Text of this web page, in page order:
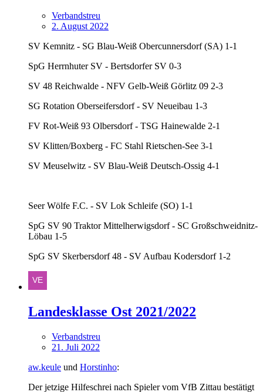
Verbandstreu
2. August 2022
SV Kemnitz - SG Blau-Weiß Obercunnersdorf (SA) 1-1
SpG Herrnhuter SV - Bertsdorfer SV 0-3
SV 48 Reichwalde - NFV Gelb-Weiß Görlitz 09 2-3
SG Rotation Oberseifersdorf - SV Neueibau 1-3
FV Rot-Weiß 93 Olbersdorf - TSG Hainewalde 2-1
SV Klitten/Boxberg - FC Stahl Rietschen-See 3-1
SV Meuselwitz - SV Blau-Weiß Deutsch-Ossig 4-1
Seer Wölfe F.C. - SV Lok Schleife (SO) 1-1
SpG SV 90 Traktor Mittelherwigsdorf - SC Großschweidnitz-
Löbau 1-5
SpG SV Skerbersdorf 48 - SV Aufbau Kodersdorf 1-2
Landesklasse Ost 2021/2022
Verbandstreu
21. Juli 2022
aw.keule und Horstinho:
Der jetzige Hilfeschrei nach Spieler vom VfB Zittau bestätigt